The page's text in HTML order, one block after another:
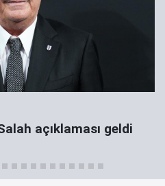
açıklaması geldi